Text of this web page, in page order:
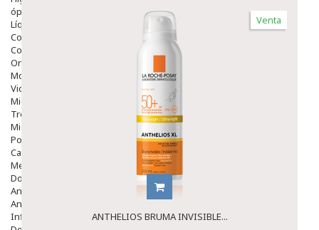
óptica
Líquidos Lentillas
Colirios
Complementos Alimentarios.
Ortopedia - Accesorios
Movilidad
Vida Diaria
Miembro Superior
Tronco
Miembro Inferior
Podología
Calzado
Medicamentos
Dolor E Inflamación
Analgésicos
Anestésicos
Inflamación Articulaciones
Venta
ANTHELIOS BRUMA INVISIBLE...